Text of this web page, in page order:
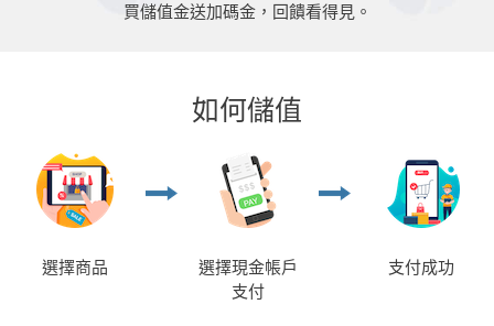
買儲值金送加碼金，回饋看得見。
如何儲值
選擇商品
選擇現金帳戶
支付
支付成功